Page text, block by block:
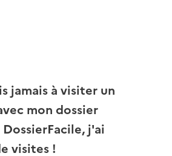
jamais à visiter un
mon dossier
j'ai
visites !